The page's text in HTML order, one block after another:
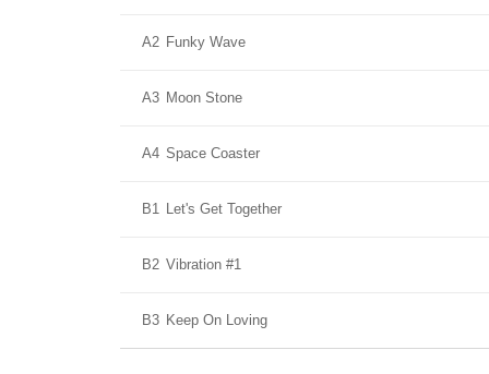
A2 Funky Wave
A3 Moon Stone
A4 Space Coaster
B1 Let's Get Together
B2 Vibration #1
B3 Keep On Loving